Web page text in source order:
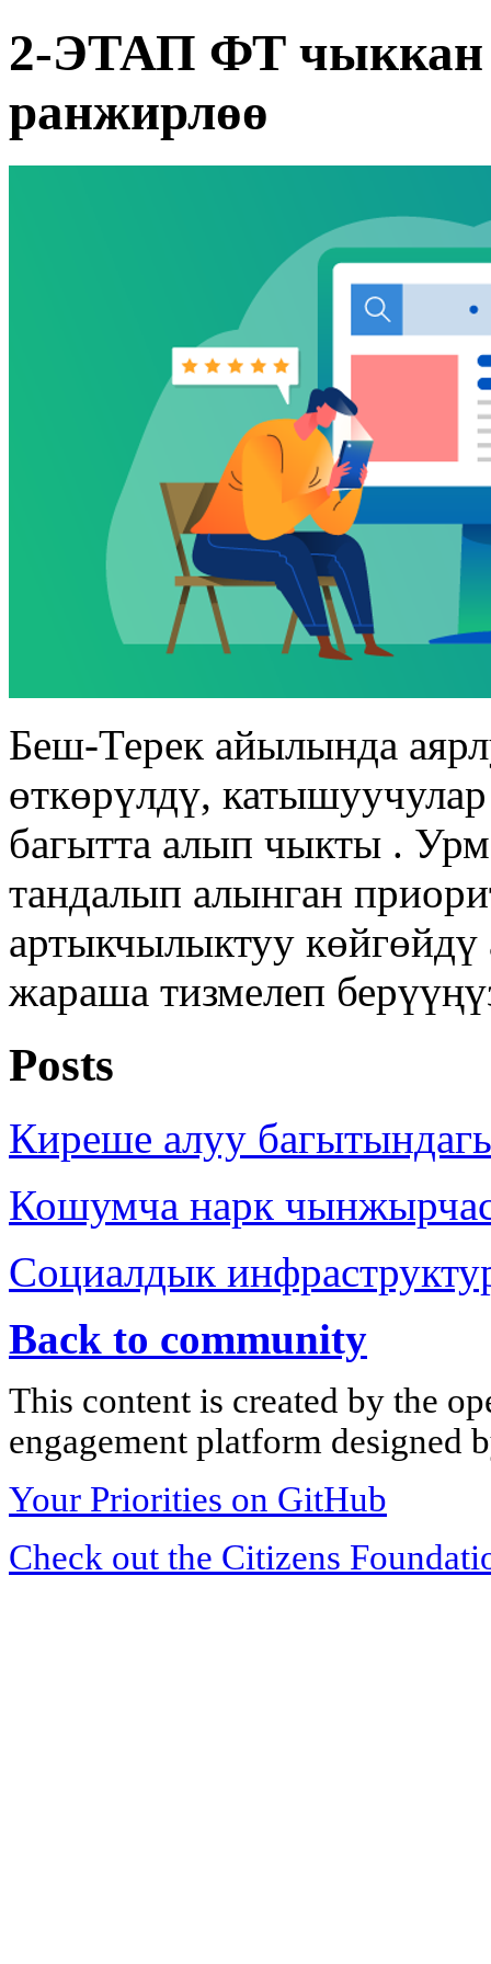
2-ЭТАП ФТ чыккан
ранжирлөө
Беш-Терек айылында
өткөрүлдү,
багытта алып чыкты .
тандалып алынган
артыкчылыктуу көйгөйдү
жараша тизмелеп
Posts
Киреше алуу
Кошумча нарк
Социалдык
Back to community
This content is created by the
engagement platform designed
Your Priorities on GitHub
Check out the Citizens